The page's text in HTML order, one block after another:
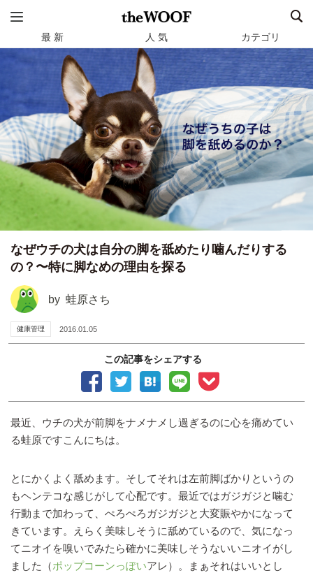
最 新 人 気 カテゴリ
なぜウチの犬は自分の脚を舐めたり噛んだりする
の？〜特に脚なめの理由を探る
by 蛙原さち
健康管理 2016.01.05
この記事をシェアする
最近、ウチの犬が前脚をナメナメし過ぎるのに心を痛めてい
る蛙原ですこんにちは。
とにかくよく舐めます。そしてそれは左前脚ばかりというの
もヘンテコな感じがして心配です。最近ではガジガジと噛む
行動まで加わって、ぺろぺろガジガジと大変賑やかになって
きています。えらく美味しそうに舐めているので、気になっ
てニオイを嗅いでみたら確かに美味しそうないいニオイがし
ました（ポップコーンっぽいアレ）。まぁそれはいいとし